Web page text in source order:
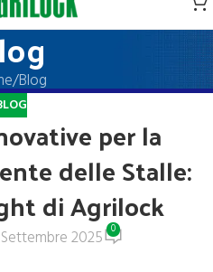
Blog
per la
delle Stalle:
di Agrilock
Settembre 2025 0